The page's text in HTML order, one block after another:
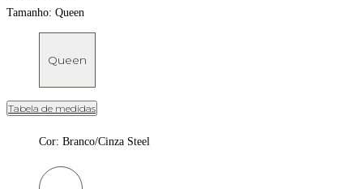
Tamanho: Queen
Queen
Tabela de medidas
Cor: Branco/Cinza Steel
Cor: Branco/Cinza Steel